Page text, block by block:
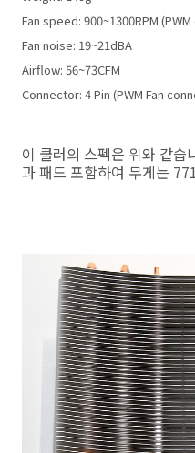
Fan speed: 900~1300RPM
Fan noise: 19~21dBA
Airflow: 56~73CFM
Connector: 4 Pin (PWM Fan
이 쿨러의 스펙은 위와 같습
과 패드 포함하여 무게는